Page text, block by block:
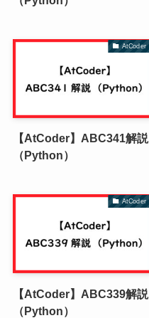
AtCoder
【AtCoder】ABC341解説
（Python）
AtCoder
【AtCoder】ABC339解説
（Python）